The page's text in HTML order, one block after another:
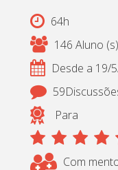
64h
146 Aluno
Desde a 19/
Para
Com